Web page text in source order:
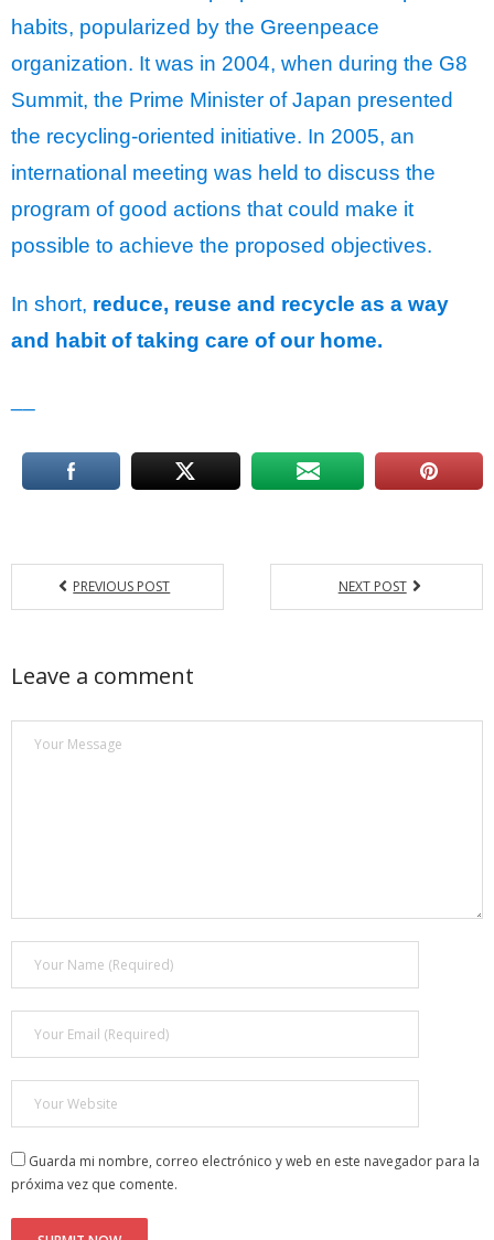
habits, popularized by the Greenpeace
organization. It was in 2004, when during the G8
Summit, the Prime Minister of Japan presented
the recycling-oriented initiative. In 2005, an
international meeting was held to discuss the
program of good actions that could make it
possible to achieve the proposed objectives.
In short, reduce, reuse and recycle as a way
and habit of taking care of our home.
PREVIOUS POST NEXT POST
Leave a comment
Guarda mi nombre, correo electrónico y web en este navegador para la
próxima vez que comente.